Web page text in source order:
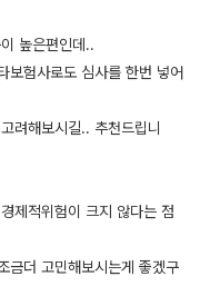
높은편인데..
보험사로도 심사를 한번 넣어
려해보시길.. 추천드립니
제적위험이 크지 않다는 점
금더 고민해보시는게 좋겠구